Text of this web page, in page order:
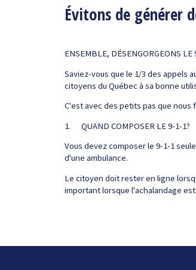
Évitons de générer
ENSEMBLE, DÉSENGORGEONS LE
Saviez-vous que le 1/3 des appels
citoyens du Québec à sa bonne
C'est avec des petits pas que
1. QUAND COMPOSER LE 9-1-1?
Vous devez composer le 9-1-1
d'une ambulance.
Le citoyen doit rester en ligne
important lorsque l'achalandage